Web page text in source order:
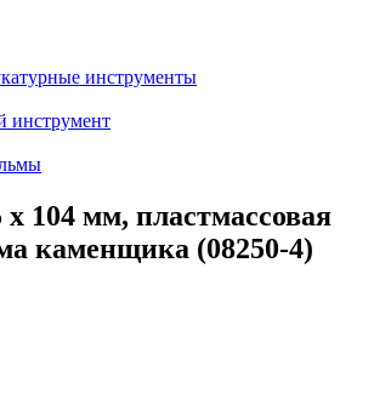
инструменты
инструмент
x 104 мм, пластмассовая
каменщика (08250-4)